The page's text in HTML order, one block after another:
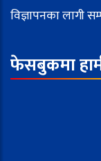
विज्ञापनका लागी
फेसबुकमा